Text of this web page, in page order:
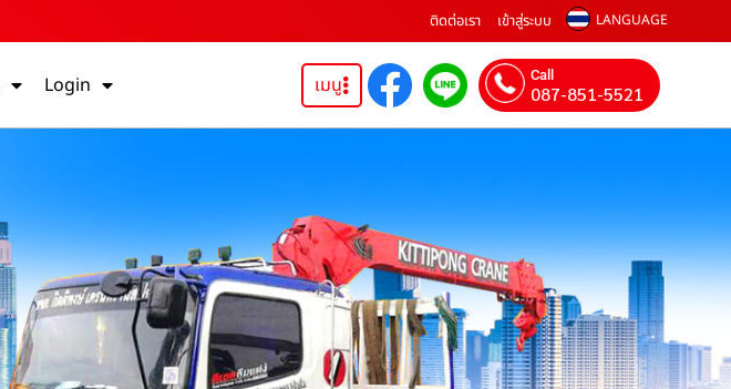
ติดต่อเรา เข้าสู่ระบบ LANGUAGE
Login เมนู Call
087-851-5521